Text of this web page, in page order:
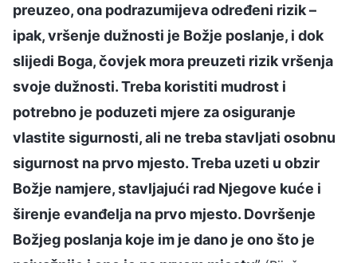
preuzeo, ona podrazumijeva određeni rizik –
ipak, vršenje dužnosti je Božje poslanje, i dok
slijedi Boga, čovjek mora preuzeti rizik vršenja
svoje dužnosti. Treba koristiti mudrost i
potrebno je poduzeti mjere za osiguranje
vlastite sigurnosti, ali ne treba stavljati osobnu
sigurnost na prvo mjesto. Treba uzeti u obzir
Božje namjere, stavljajući rad Njegove kuće i
širenje evanđelja na prvo mjesto. Dovršenje
Božjeg poslanja koje im je dano je ono što je